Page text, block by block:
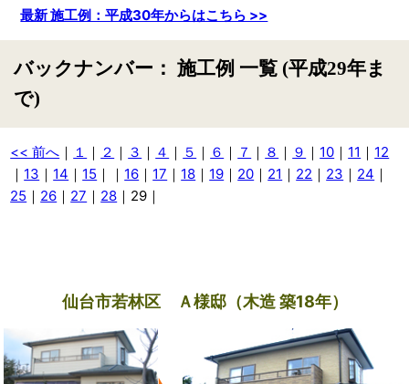
最新 施工例：平成30年からはこちら >>
バックナンバー： 施工例 一覧 (平成29年ま
で)
<< 前へ ｜ １ ｜ ２ ｜ ３ ｜ ４ ｜ ５ ｜ ６ ｜ ７ ｜ ８ ｜ ９ ｜ 10 ｜ 11 ｜ 12
｜ 13 ｜ 14 ｜ 15 ｜ ｜ 16 ｜ 17 ｜ 18 ｜ 19 ｜ 20 ｜ 21 ｜ 22 ｜ 23 ｜ 24 ｜
25 ｜ 26 ｜ 27 ｜ 28 ｜29｜
仙台市若林区 Ａ様邸（木造 築18年）